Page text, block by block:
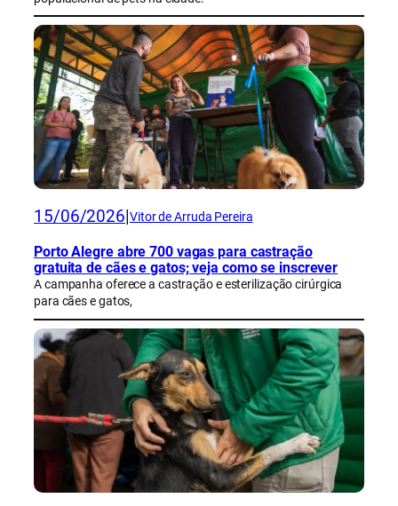
15/06/2026 Vitor de Arruda Pereira
Porto Alegre abre 700 vagas para castração
gratuita de cães e gatos; veja como se inscrever
A campanha oferece a castração e esterilização cirúrgica
para cães e gatos,